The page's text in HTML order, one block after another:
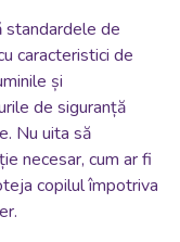
standardele de
caracteristici de
și
de siguranță
Nu uita să
necesar, cum ar fi
copilul împotriva